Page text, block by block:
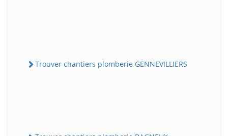
Trouver chantiers plomberie GENNEVILLIERS